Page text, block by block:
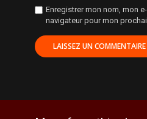
Enregistrer mon nom, mon
navigateur pour mon